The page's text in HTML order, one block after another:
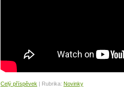
Celý příspěvek | Rubrika: Novinky